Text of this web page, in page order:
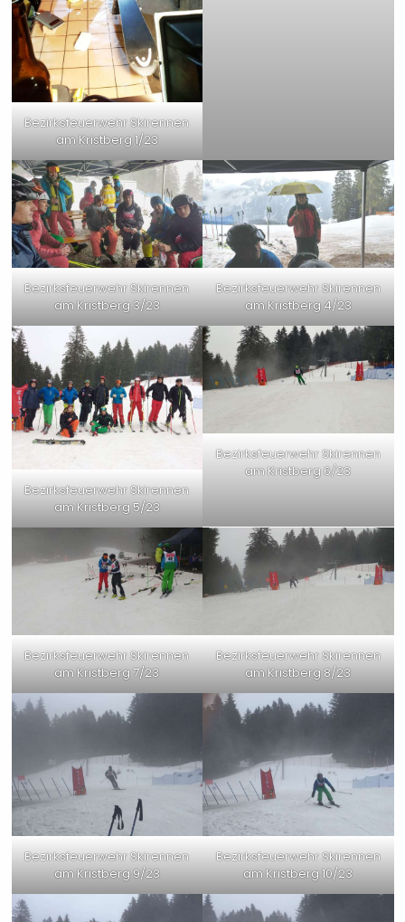
Bezirksfeuerwehr Skirennen
am Kristberg 1/23
Bezirksfeuerwehr Skirennen
am Kristberg 3/23
Bezirksfeuerwehr Skirennen
am Kristberg 4/23
Bezirksfeuerwehr Skirennen
am Kristberg 5/23
Bezirksfeuerwehr Skirennen
am Kristberg 6/23
Bezirksfeuerwehr Skirennen
am Kristberg 7/23
Bezirksfeuerwehr Skirennen
am Kristberg 8/23
Bezirksfeuerwehr Skirennen
am Kristberg 9/23
Bezirksfeuerwehr Skirennen
am Kristberg 10/23